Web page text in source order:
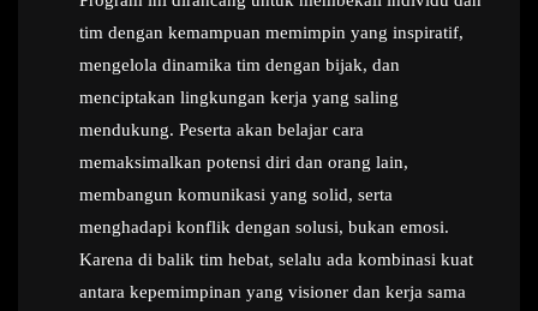
tim dengan kemampuan memimpin yang inspiratif,
mengelola dinamika tim dengan bijak, dan
menciptakan lingkungan kerja yang saling
mendukung. Peserta akan belajar cara
memaksimalkan potensi diri dan orang lain,
membangun komunikasi yang solid, serta
menghadapi konflik dengan solusi, bukan emosi.
Karena di balik tim hebat, selalu ada kombinasi kuat
antara kepemimpinan yang visioner dan kerja sama